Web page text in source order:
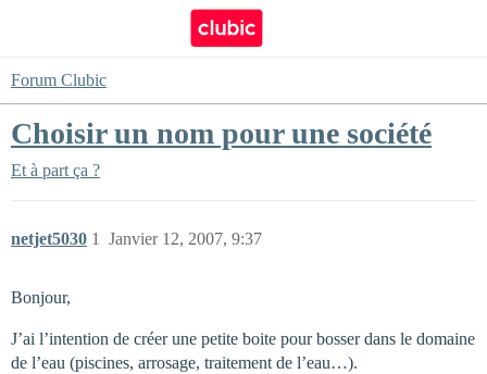
Forum Clubic
Choisir un nom pour une société
Et à part ça ?
netjet5030 Janvier 12, 2007, 9:37
1
Bonjour,
J’ai l’intention de créer une petite boite pour bosser dans le domaine
de l’eau (piscines, arrosage, traitement de l’eau…).